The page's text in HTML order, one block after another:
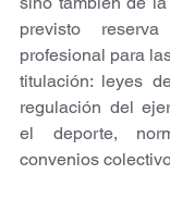
previsto
profesional para
titulación: leyes
regulación del
el deporte,
convenios